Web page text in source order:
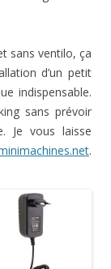
sans ventilo, ça
d’un petit
indispensable.
sans prévoir
Je vous laisse
.